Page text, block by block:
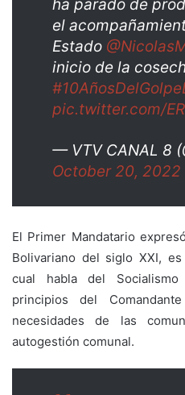
ha parado de
el
Estado
inicio de la
pic.twitter.com/
— VTV CANAL 8
October 20, 2022
El Primer Mandatario expres
Bolivariano del siglo XXI,
cual habla del
principios del
necesidades de las
autogestión comunal.